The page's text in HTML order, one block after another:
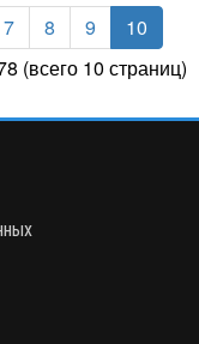
7 8 9
10
(всего 10 страниц)